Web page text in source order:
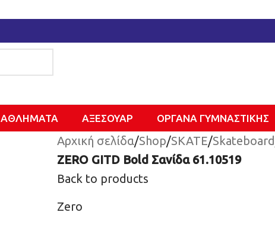
ΑΘΛΗΜΑΤΑ ΑΞΕΣΟΥΑΡ ΌΡΓΑΝΑ ΓΥΜΝΑΣΤΙΚΉΣ
Αρχική σελίδα/Shop/SKATE/Skateboard
ZERO GITD Bold Σανίδα 61.10519
Back to products
Zero